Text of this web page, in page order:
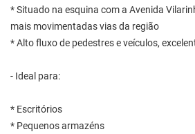
* Situado na esquina com a Avenida
mais movimentadas vias da região
* Alto fluxo de pedestres e veículos,
- Ideal para:
* Escritórios
* Pequenos armazéns